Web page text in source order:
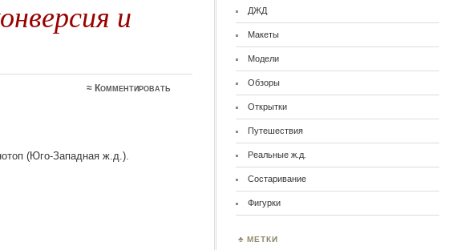
и
≈ Комментировать
(Юго-Западная ж.д.).
ДЖД
Макеты
Модели
Обзоры
Открытки
Путешествия
Реальные ж.д.
Состаривание
Фигурки
МЕТКИ